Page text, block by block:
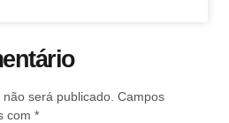
será publicado. Campos
com *